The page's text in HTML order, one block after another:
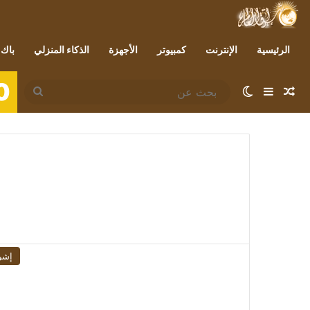
الرئيسية الإنترنت كمبيوتر الأجهزة الذكاء المنزلي
مقال عشوائي
إضافة عمود جانبي
الوضع المظلم
بحث
عن